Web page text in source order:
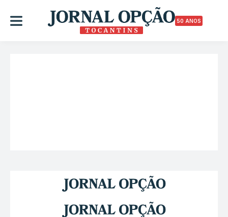
50 ANOS